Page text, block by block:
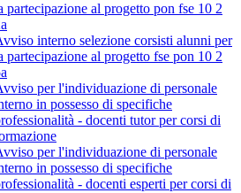
partecipazione al progetto pon fse 10 2
interno selezione corsisti alunni per
partecipazione al progetto fse pon 10 2
per l'individuazione di personale
in possesso di specifiche
- docenti tutor per corsi di
per l'individuazione di personale
in possesso di specifiche
- docenti esperti per corsi di